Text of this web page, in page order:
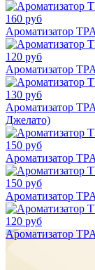
160 руб
Ароматизатор
120 руб
Ароматизатор
130 руб
Ароматизатор
Джелато)
150 руб
Ароматизатор
150 руб
Ароматизатор
120 руб
Ароматизатор